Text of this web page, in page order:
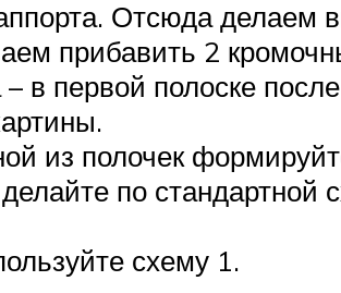
Отсюда делаем
прибавить 2
в первой полоске
из полочек
по
схему 1.